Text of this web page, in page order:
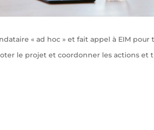
« ad hoc » et fait appel à EIM pour
le projet et coordonner les actions et